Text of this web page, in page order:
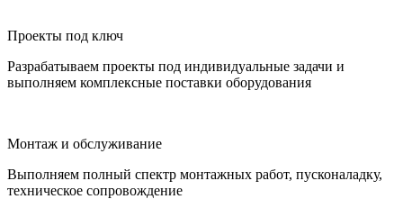
Проекты под ключ
Разрабатываем проекты под индивидуальные задачи и
выполняем комплексные поставки оборудования
Монтаж и обслуживание
Выполняем полный спектр монтажных работ, пусконаладку,
техническое сопровождение